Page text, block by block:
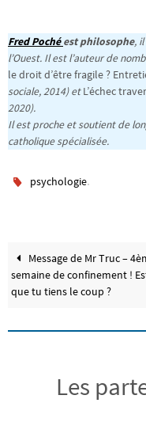
Fred Pochéest philosophe,
l’Ouest. Il est l’auteur de
le droit d’être fragile ?
sociale, 2014) etL’échec
2020).
Il est proche et soutient de
catholique spécialisée.
psychologie.
Message de Mr Truc –
semaine de confinement !
que tu tiens le coup ?
Les